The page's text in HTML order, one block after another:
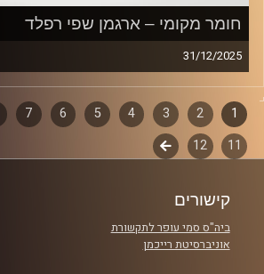
חומר מקומי – ארגמן שפי רפלד
31/12/2025
שעה של מוזיקה ישראלית עם ארגמן שפי
קרדיט תמונות:Elior Buchnik
דפדוף
פרקים
1
2
3
4
5
6
7
11
12
לשלב
קישורים
ביה"ס סמי עופר לתקשורת
אוניברסיטת רייכמן